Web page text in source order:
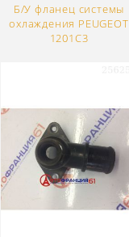
Б/У фланец системы
охлаждения PEUGEOT
1201C3